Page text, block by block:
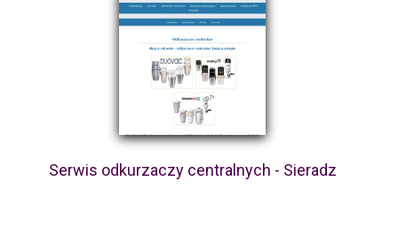
Serwis odkurzaczy centralnych - Sieradz